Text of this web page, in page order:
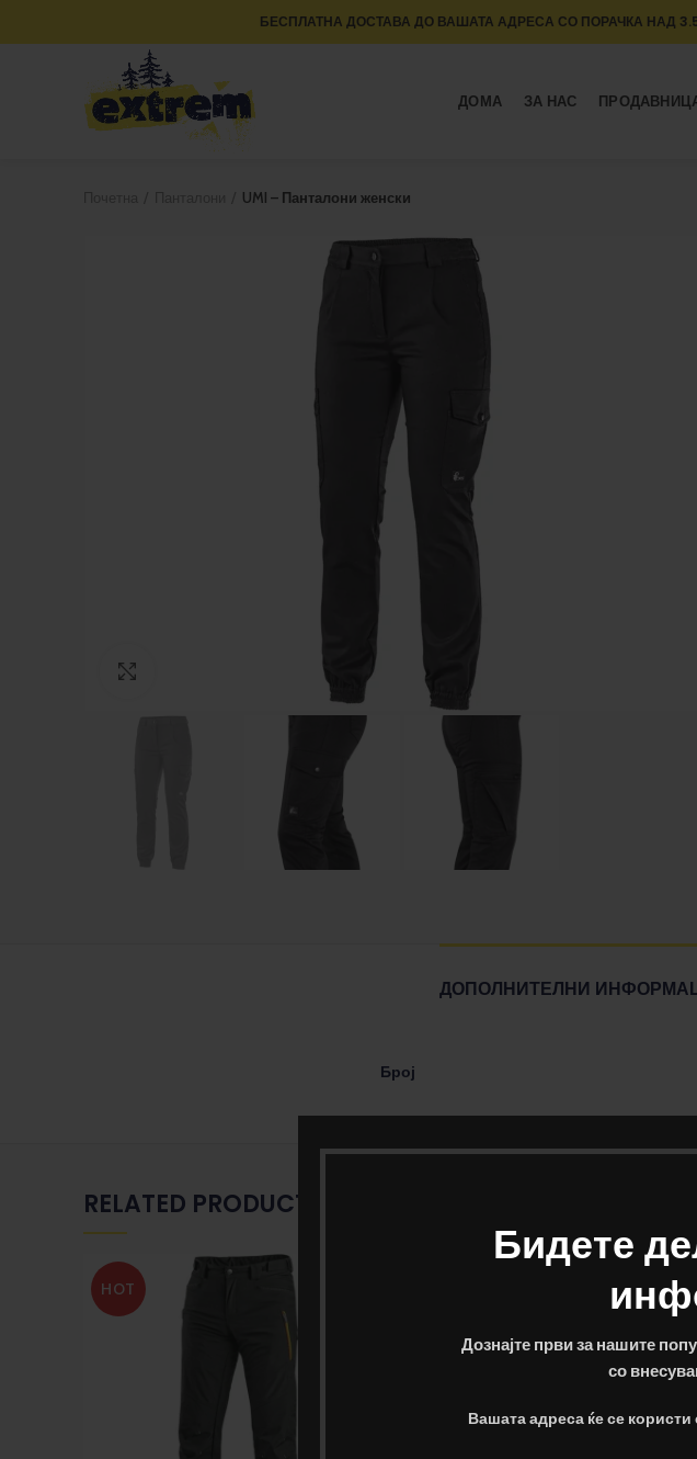
Бидете
Дознајте први за нашите
со
Вашата адреса ќе се
ДОМА ЗА НАС
UMI – Панталони женски
Зголеми ја фотографијата
ДОПОЛНИТЕЛНИ
Број
RELATED PRODUCTS
HOT
БЕСПЛАТНА ДОСТАВА ДО ВАШАТА АДРЕСА СО ПОРАЧКА НАД